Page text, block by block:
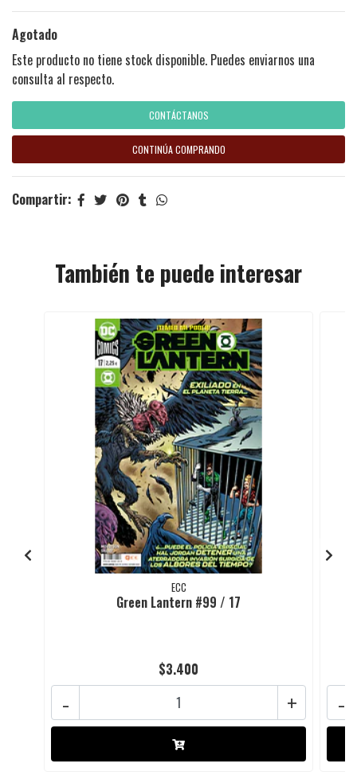
Agotado
Este producto no tiene stock disponible. Puedes enviarnos una
consulta al respecto.
CONTÁCTANOS
CONTINÚA COMPRANDO
Compartir:
También te puede interesar
ECC
Green Lantern #99 / 17
$3.400
+
- -